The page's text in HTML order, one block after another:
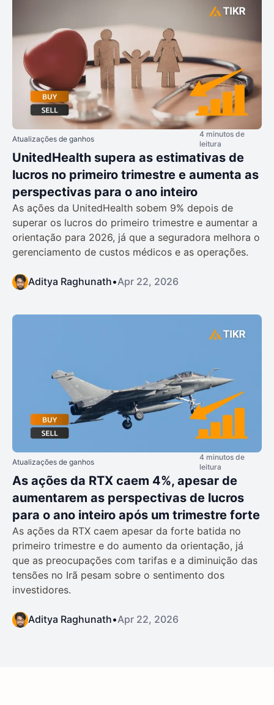
Atualizações de ganhos
4 minutos de
leitura
UnitedHealth supera as estimativas de
lucros no primeiro trimestre e aumenta as
perspectivas para o ano inteiro
As ações da UnitedHealth sobem 9% depois de
superar os lucros do primeiro trimestre e aumentar a
orientação para 2026, já que a seguradora melhora o
gerenciamento de custos médicos e as operações.
Aditya Raghunath•Apr 22, 2026
Atualizações de ganhos
4 minutos de
leitura
As ações da RTX caem 4%, apesar de
aumentarem as perspectivas de lucros
para o ano inteiro após um trimestre forte
As ações da RTX caem apesar da forte batida no
primeiro trimestre e do aumento da orientação, já
que as preocupações com tarifas e a diminuição das
tensões no Irã pesam sobre o sentimento dos
investidores.
Aditya Raghunath•Apr 22, 2026